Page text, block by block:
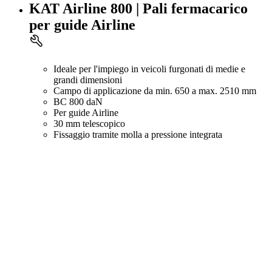
KAT Airline 800 | Pali fermacarico
per guide Airline
Ideale per l'impiego in veicoli furgonati di medie e
grandi dimensioni
Campo di applicazione da min. 650 a max. 2510 mm
BC 800 daN
Per guide Airline
30 mm telescopico
Fissaggio tramite molla a pressione integrata